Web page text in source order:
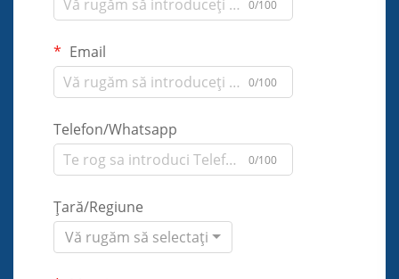
0/100
Email
0/100
Telefon/Whatsapp
0/100
Țară/Regiune
Vă rugăm să selectați